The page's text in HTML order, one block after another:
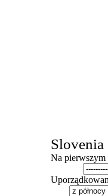
Slovenia
Na pierwszym